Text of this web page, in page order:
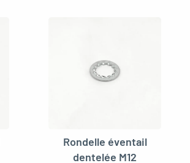
Rondelle éventail
dentelée M12